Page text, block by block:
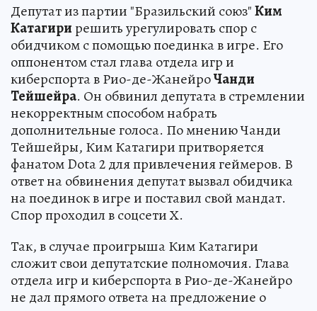
Депутат из партии "Бразильский союз"Ким
Катагирирешить урегулировать спор с
обидчиком с помощью поединка в игре. Его
оппонентом стал глава отдела игр и
киберспорта в Рио-де-ЖанейроЧанди
Тейшейра. Он обвинил депутата в стремлении
некорректным способом набрать
дополнительные голоса. По мнению Чанди
Тейшейры, Ким Катагири притворяется
фанатом Dota 2 для привлечения геймеров. В
ответ на обвинения депутат вызвал обидчика
на поединок в игре и поставил свой мандат.
Спор проходил в соцсети Х.
Так, в случае проигрыша Ким Катагири
сложит свои депутатские полномочия. Глава
отдела игр и киберспорта в Рио-де-Жанейро
не дал прямого ответа на предложение о